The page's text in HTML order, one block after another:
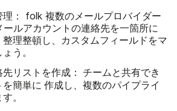
：
folk 複数のメールプロバイダー
ルアカウントの連絡先を一箇所に
理整頓し、カスタムフィールドをマ
う。
リストを作成： チームと共有でき
を簡単に 作成し、複数のパイプライ
。